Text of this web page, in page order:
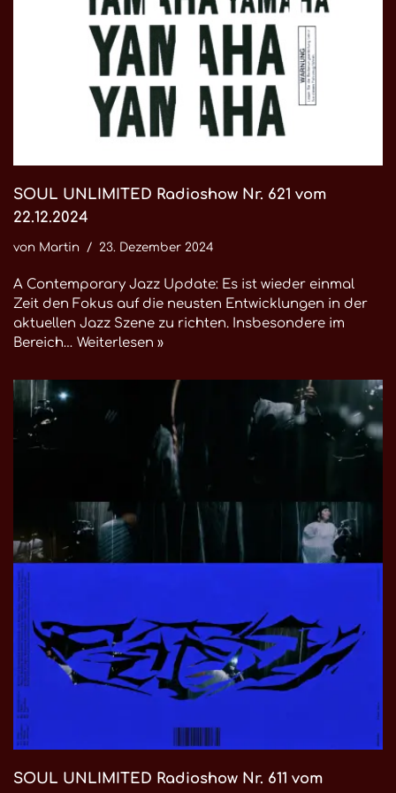
SOUL UNLIMITED Radioshow Nr. 621 vom
22.12.2024
von Martin 23. Dezember 2024
A Contemporary Jazz Update: Es ist wieder einmal
Zeit den Fokus auf die neusten Entwicklungen in der
aktuellen Jazz Szene zu richten. Insbesondere im
Bereich… Weiterlesen »
SOUL UNLIMITED Radioshow Nr. 611 vom